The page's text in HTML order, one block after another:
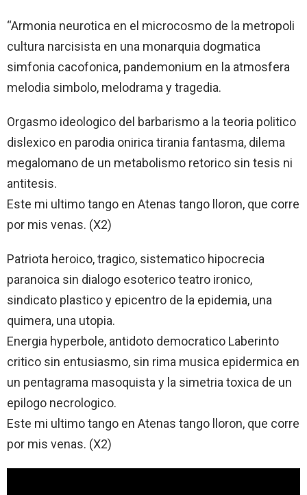
“Armonia neurotica en el microcosmο de la metropoli
cultura narcisista en una monarquia dogmatica
simfonia cacofonica, pandemonium en la atmosfera
melodia simbolo, melodrama y tragedia.
Orgasmo ideologico del barbarismο a la teoria politico
dislexico en parodia onirica tirania fantasma, dilema
megalomano de un metabolismο retorico sin tesis ni
antitesis.
Este mi ultimo tango en Atenas tango lloron, que corre
por mis venas. (X2)
Patriota heroicο, tragicο, sistematico hipocrecia
paranoica sin dialogo esotericο teatro ironicο,
sindicato plasticο y epicentro de la epidemia, una
quimera, una utopia.
Energia hyperbole, antidotο democraticο Laberinto
critico sin entusiasmo, sin rima musica epidermica en
un pentagrama masoquista y la simetria toxica de un
epilogo necrologico.
Este mi ultimo tango en Atenas tango lloron, que corre
por mis venas. (X2)